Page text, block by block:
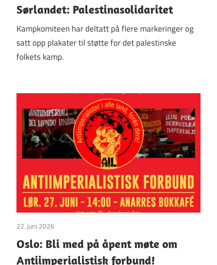
Sørlandet: Palestinasolidaritet
Kampkomiteen har deltatt på flere markeringer og
satt opp plakater til støtte for det palestinske
folkets kamp.
22. juni 2026
Oslo: Bli med på åpent møte om
Antiimperialistisk forbund!